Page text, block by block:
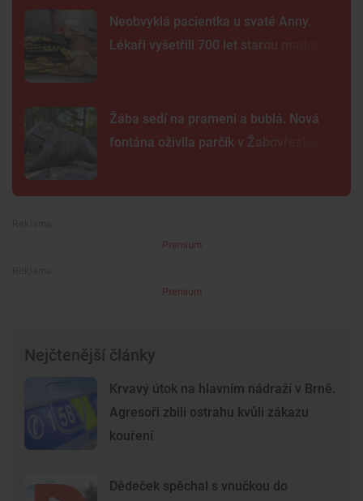
Neobvyklá pacientka u svaté Anny.
Lékaři vyšetřili 700 let starou madonu
Žába sedí na prameni a bublá. Nová
fontána oživila parčík v Žabovřeskách
Premium
Premium
Nejčtenější články
Krvavý útok na hlavním nádraží v Brně.
Agresoři zbili ostrahu kvůli zákazu
kouření
Dědeček spěchal s vnučkou do